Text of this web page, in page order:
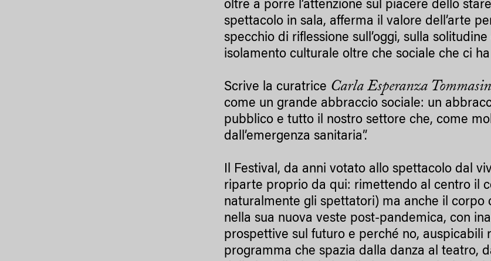
oltre a porre l’attenzione sul piacere dello
spettacolo in sala, afferma il valore dell’arte
specchio di riflessione sull’oggi, sulla
isolamento culturale oltre che sociale che ci
Scrive la curatrice Carla Esperanza
come un grande abbraccio sociale: un
pubblico e tutto il nostro settore che, come
dall’emergenza sanitaria”.
Il Festival, da anni votato allo spettacolo dal
riparte proprio da qui: rimettendo al centro il
naturalmente gli spettatori) ma anche il
nella sua nuova veste post-pandemica, con
prospettive sul futuro e perché no, auspicabili
programma che spazia dalla danza al teatro,